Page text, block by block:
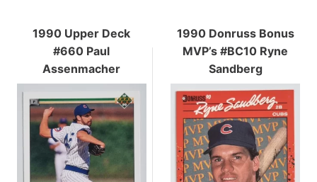
1990 Upper Deck
#660 Paul
Assenmacher
1990 Donruss Bonus
MVP’s #BC10 Ryne
Sandberg